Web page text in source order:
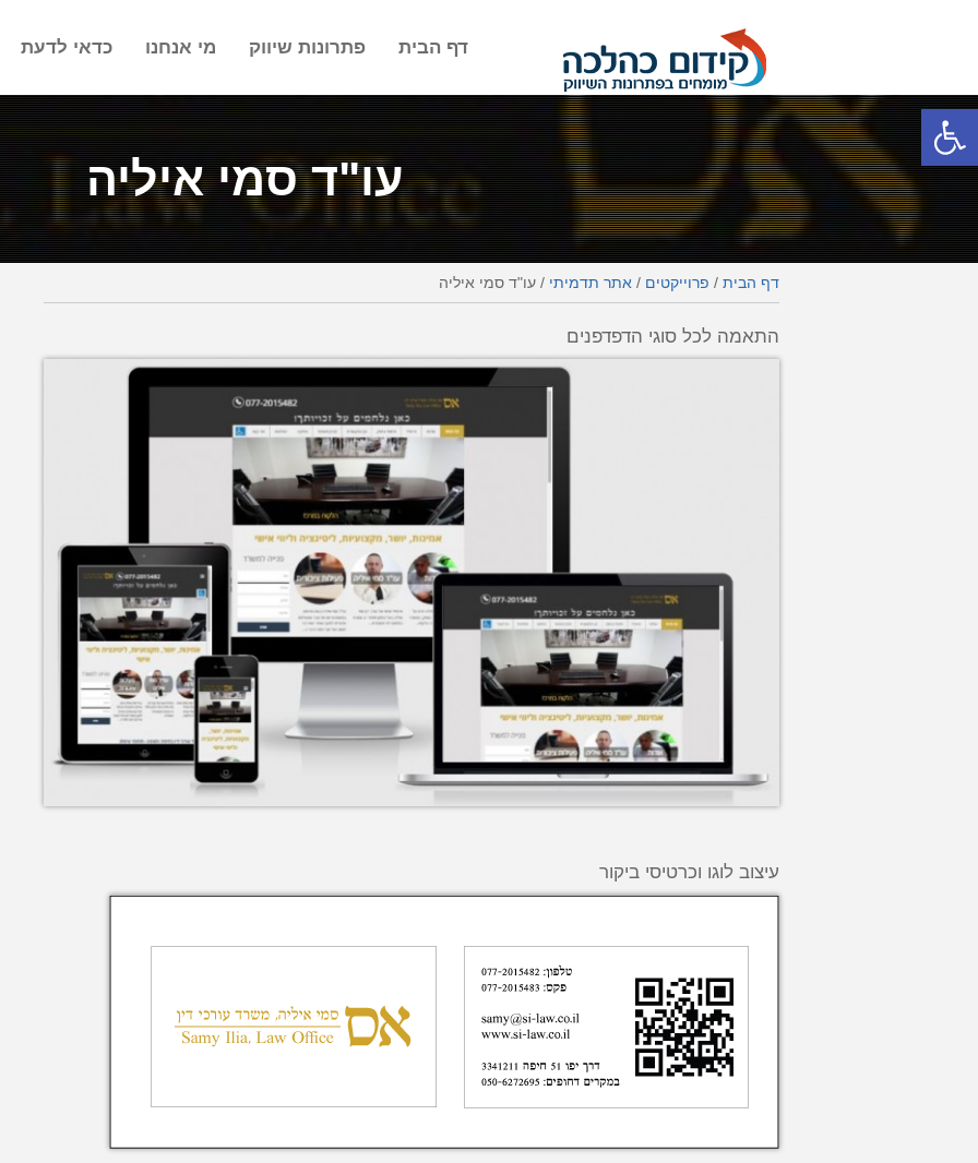
פתח סרגל נגישות
דף הבית פתרונות שיווק מי אנחנו כדאי לדעת
עו"ד סמי איליה
דף הבית / פרוייקטים / אתר תדמיתי / עו"ד סמי איליה
התאמה לכל סוגי הדפדפנים
עיצוב לוגו וכרטיסי ביקור